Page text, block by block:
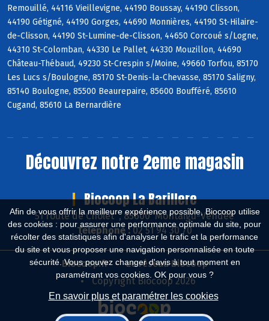
Afin de vous offrir la meilleure expérience possible, Biocoop utilise
des cookies : pour assurer une performance optimale du site, pour
récolter des statistiques afin d'analyser le trafic et la performance
du site et vous proposer une navigation personnalisée en toute
sécurité. Vous pouvez changer d'avis à tout moment en
paramétrant vos cookies. OK pour vous ?
En savoir plus et paramétrer les cookies
Remouillé, 44116 Vieillevigne, 44190 Boussay, 44190 Clisson,
44190 Gétigné, 44190 Gorges, 44690 Monnières, 44190 St-Hilaire-
de-Clisson, 44190 St-Lumine-de-Clisson, 44650 Corcoué s/Logne,
44310 St-Colomban, 44330 Le Pallet, 44330 Mouzillon, 44690
Château-Thébaud, 49230 St-Crespin s/Moine, 49660 Torfou, 85170
Les Lucs s/Boulogne, 85170 St-Denis-la-Chevasse, 85170 Saligny,
85140 Boulogne, 85500 Beaurepaire, 85600 Boufféré, 85610
Cugand, 85610 La Bernardière
Découvrez notre 2eme magasin
Biocoop La Barillere
51 route de Cholet , 85600 Montaigu-Vendée
Téléphone :02 51 94 30 70
Biocoop.fr
Le réseau Biocoop
Copyright Biocoop 2026